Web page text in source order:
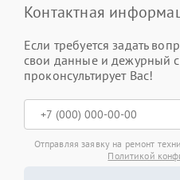
Контактная
Если требуется задать
свои данные и дежурный
проконсультирует Вас!
Отправляя заявку на ремонт
Политикой